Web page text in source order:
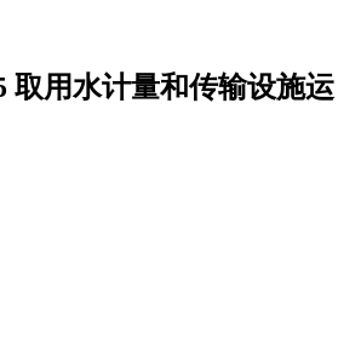
取用水计量和传输设施运